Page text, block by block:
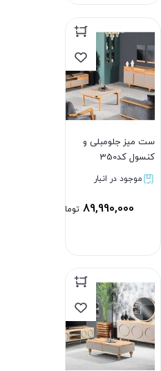
ست میز جلومبلی و
کنسول کد350
موجود در انبار
89,990,000 تومان